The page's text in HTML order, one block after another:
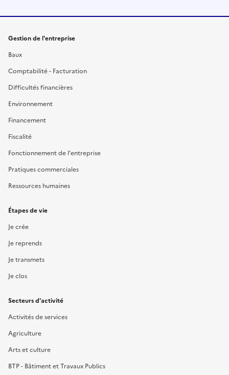
Gestion de l'entreprise
Baux
Comptabilité - Facturation
Difficultés financières
Environnement
Financement
Fiscalité
Fonctionnement de l'entreprise
Pratiques commerciales
Ressources humaines
Étapes de vie
Je crée
Je reprends
Je transmets
Je clos
Secteurs d'activité
Activités de services
Agriculture
Arts et culture
BTP - Bâtiment et Travaux Publics